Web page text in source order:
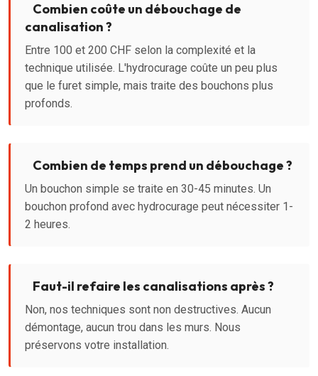
Combien coûte un débouchage de
canalisation ?
Entre 100 et 200 CHF selon la complexité et la
technique utilisée. L'hydrocurage coûte un peu plus
que le furet simple, mais traite des bouchons plus
profonds.
Combien de temps prend un débouchage ?
Un bouchon simple se traite en 30-45 minutes. Un
bouchon profond avec hydrocurage peut nécessiter 1-
2 heures.
Faut-il refaire les canalisations après ?
Non, nos techniques sont non destructives. Aucun
démontage, aucun trou dans les murs. Nous
préservons votre installation.